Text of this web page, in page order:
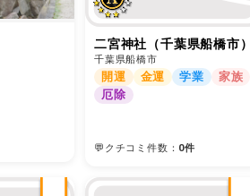
二宮神社（千葉県船橋市
千葉県船橋市
開運 金運 学業
家族
厄除
💬クチコミ件数： 0件